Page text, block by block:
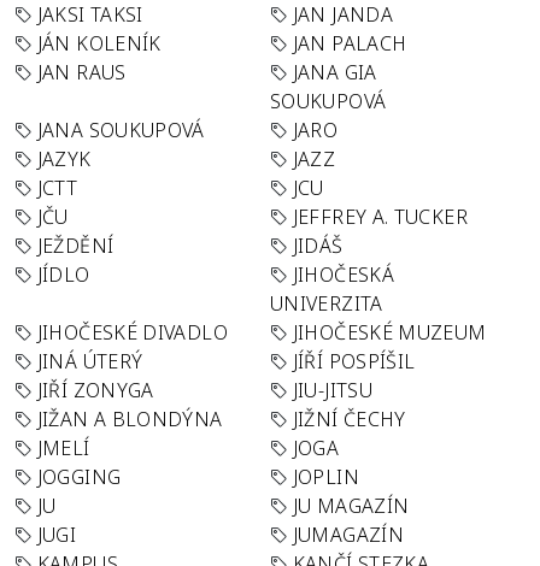
JAKSI TAKSI
JAN JANDA
JÁN KOLENÍK
JAN PALACH
JAN RAUS
JANA GIA
SOUKUPOVÁ
JANA SOUKUPOVÁ
JARO
JAZYK
JAZZ
JCTT
JCU
JČU
JEFFREY A. TUCKER
JEŽDĚNÍ
JIDÁŠ
JÍDLO
JIHOČESKÁ
UNIVERZITA
JIHOČESKÉ DIVADLO
JIHOČESKÉ MUZEUM
JINÁ ÚTERÝ
JÍŘÍ POSPÍŠIL
JIŘÍ ZONYGA
JIU-JITSU
JIŽAN A BLONDÝNA
JIŽNÍ ČECHY
JMELÍ
JOGA
JOGGING
JOPLIN
JU
JU MAGAZÍN
JUGI
JUMAGAZÍN